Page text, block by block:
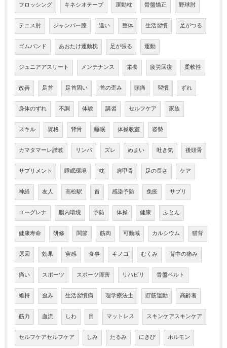
フロッシング キネシオテープ 運動枕 骨盤矯正 野球肘
テニス肘 ジャンパー膝 違い 整体 生活習慣 足がつる
ゴムバンド あおたけ運動枕 足が張る 運動
ジュニアアスリート メンテナンス 栄養 疲労回復 柔軟性
改善 足首 足首固い 首の歪み 頭痛 習慣 ずれ
身体のずれ 不調 体験 講習 セルフケア 家族
スキル 資格 背骨 睡眠 体操教室 姿勢
カマタマーレ讃岐 リンパ ズレ めまい 吐き気 後頭骨
サプリメント 睡眠環境 枕 肩甲骨 足の長さ ケア
神経 友人 高松駅 首 感染予防 免疫 サプリ
ユーグレナ 腸内環境 予防 体操 健康 ふとん
健康寿命 研修 関節 筋肉 可動域 カルシウム 猫背
原因 効果 実感 食事 キノコ むくみ 背中の痛み
痛い スポーツ スポーツ障害 リハビリ 骨盤ベルト
維持 歪み 生活習慣病 理学療法士 貯筋運動 高齢者
筋力 血流 しわ 目 マットレス スキンケアスキンケア
セルフケアセルフケア しみ たるみ にきび ホルモン